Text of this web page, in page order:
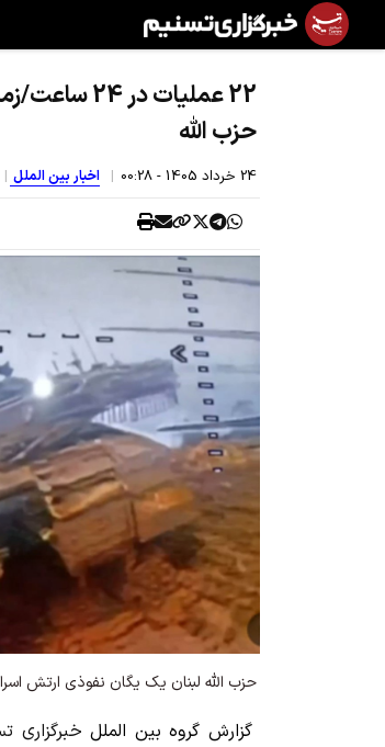
22 عملیات
حزب الله
24 خرداد 1405 - 00:28 اخبار بین الملل
حزب الله لبنان یک یگان نفوذی ارتش
گزارش گروه بین الملل خبرگزاری